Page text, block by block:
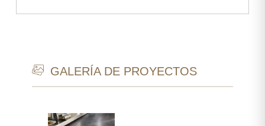
GALERÍA DE PROYECTOS